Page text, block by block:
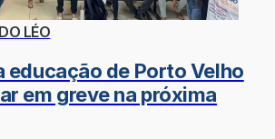
LÉO
educação de Porto Velho
em greve na próxima